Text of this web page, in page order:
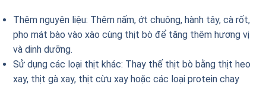
Thêm nguyên liệu: Thêm nấm, ớt chuông, hành tây, cà rốt,
pho mát bào vào xào cùng thịt bò để tăng thêm hương vị
và dinh dưỡng.
Sử dụng các loại thịt khác: Thay thế thịt bò bằng thịt heo
xay, thịt gà xay, thịt cừu xay hoặc các loại protein chay